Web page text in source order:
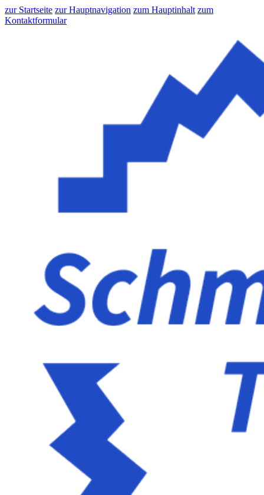
zur Startseite zur Hauptnavigation zum Hauptinhalt zum
Kontaktformular